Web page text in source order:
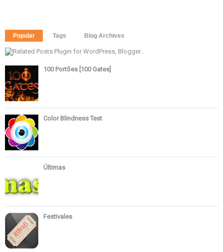
Popular Tags Blog Archives
100 Portões [100 Gates]
Color Blindness Test
Últimas
Festivales